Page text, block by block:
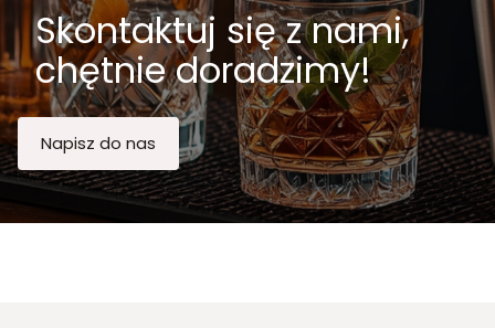
Skontaktuj się z nami,
chętnie doradzimy!
Napisz do nas